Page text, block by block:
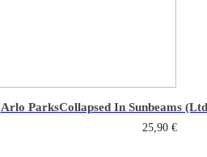
Arlo ParksCollapsed In Sunbeams
25,90 €